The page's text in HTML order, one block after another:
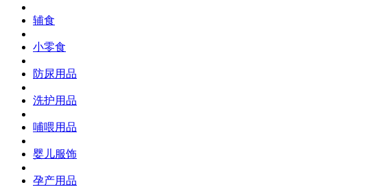
辅食
小零食
防尿用品
洗护用品
哺喂用品
婴儿服饰
孕产用品